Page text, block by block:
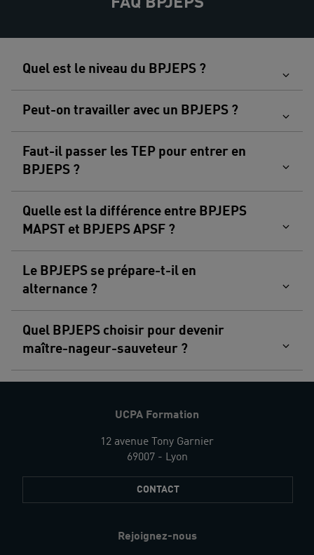
Quel est le niveau du BPJEPS ?
Peut-on travailler avec un BPJEPS ?
Faut-il passer les TEP pour entrer en
BPJEPS ?
Quelle est la différence entre BPJEPS
MAPST et BPJEPS APSF ?
Le BPJEPS se prépare-t-il en
alternance ?
Quel BPJEPS choisir pour devenir
maître-nageur-sauveteur ?
UCPA Formation
12 avenue Tony Garnier
69007 - Lyon
CONTACT
Rejoignez-nous